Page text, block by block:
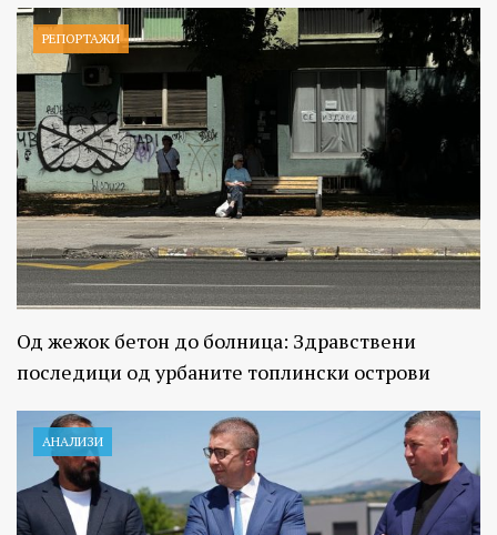
РЕПОРТАЖИ
Од жежок бетон до болница: Здравствени
последици од урбаните топлински острови
АНАЛИЗИ